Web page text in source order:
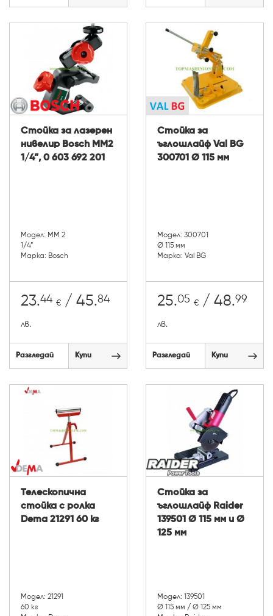
Стойка за лазерен
нивелир Bosch MM2
1/4”, 0 603 692 201
Модел: MM 2
1/4”
Марка: Bosch
23.44 € / 45.84
лв.
Разгледай Купи
Стойка за
ъглошлайф Val BG
300701 Ø 115 мм
Модел: 300701
Ø 115 мм
Марка: Val BG
25.05 € / 48.99
лв.
Разгледай Купи
Телескопична
стойка с ролка
Dema 21291 60 кг
Модел: 21291
60 кг
Стойка за
ъглошлайф Raider
139501 Ø 115 мм и Ø
125 мм
Модел: 139501
Ø 115 мм / Ø 125 мм